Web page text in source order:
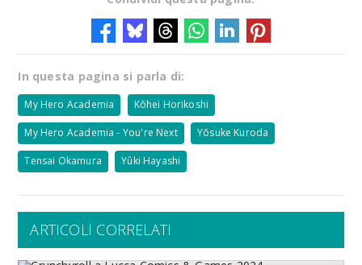
In questa pagina si parla di:
My Hero Academia Kōhei Horikoshi
My Hero Academia - You're Next Yōsuke Kuroda
Tensai Okamura Yûki Hayashi
ARTICOLI CORRELATI